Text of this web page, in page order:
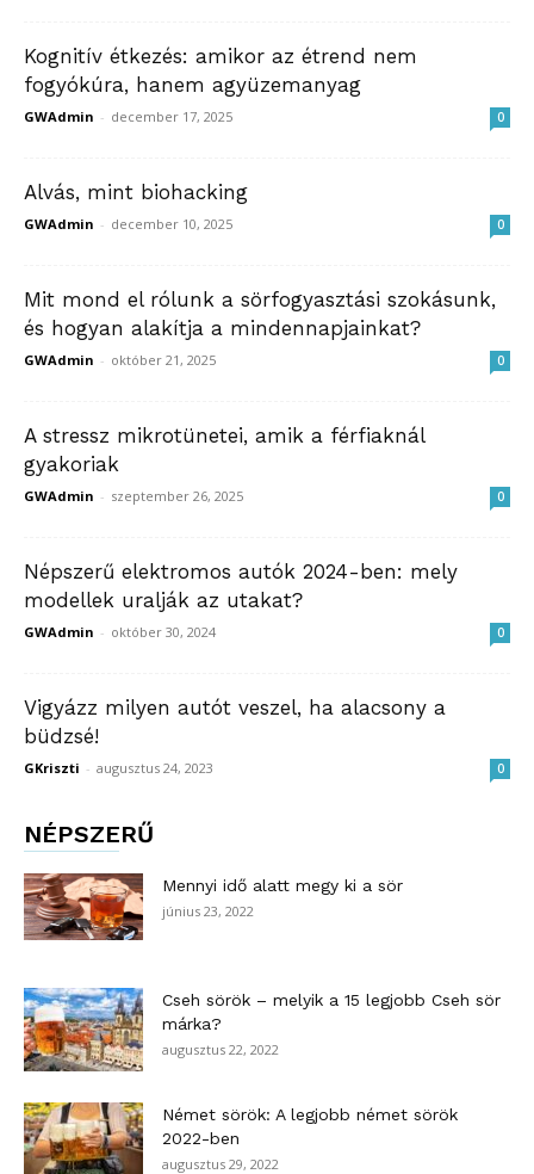
Kognitív étkezés: amikor az étrend nem
fogyókúra, hanem agyüzemanyag
GWAdmin - december 17, 2025 0
Alvás, mint biohacking
GWAdmin - december 10, 2025 0
Mit mond el rólunk a sörfogyasztási szokásunk,
és hogyan alakítja a mindennapjainkat?
GWAdmin - október 21, 2025 0
A stressz mikrotünetei, amik a férfiaknál
gyakoriak
GWAdmin - szeptember 26, 2025 0
Népszerű elektromos autók 2024-ben: mely
modellek uralják az utakat?
GWAdmin - október 30, 2024 0
Vigyázz milyen autót veszel, ha alacsony a
büdzsé!
GKriszti - augusztus 24, 2023 0
NÉPSZERŰ
Mennyi idő alatt megy ki a sör
június 23, 2022
Cseh sörök – melyik a 15 legjobb Cseh sör
márka?
augusztus 22, 2022
Német sörök: A legjobb német sörök
2022-ben
augusztus 29, 2022